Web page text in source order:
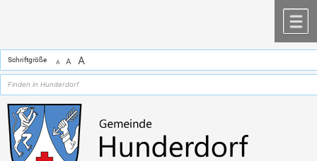
Schriftgröße A A A